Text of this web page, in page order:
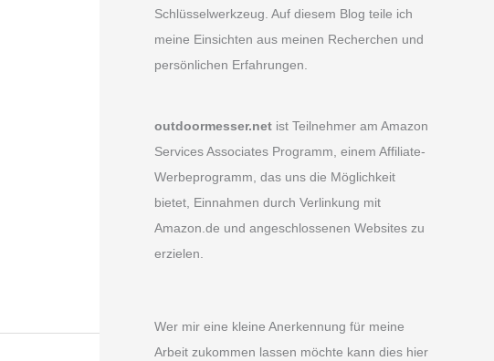
Schlüsselwerkzeug. Auf diesem Blog teile ich
meine Einsichten aus meinen Recherchen und
persönlichen Erfahrungen.
outdoormesser.net ist Teilnehmer am Amazon
Services Associates Programm, einem Affiliate-
Werbeprogramm, das uns die Möglichkeit
bietet, Einnahmen durch Verlinkung mit
Amazon.de und angeschlossenen Websites zu
erzielen.
Wer mir eine kleine Anerkennung für meine
Arbeit zukommen lassen möchte kann dies hier